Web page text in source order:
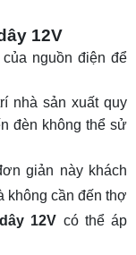
12V
nguồn điện để
nhà sản xuất quy
đèn không thể sử
giản này khách
không cần đến thợ
12V có thể áp